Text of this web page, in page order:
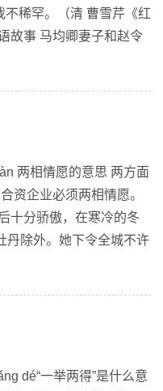
不稀罕。（清 曹雪芹《红
故事 马均卿妻子和赵令
两相情愿的意思 两方面
资企业必须两相情愿。
十分骄傲，在寒冷的冬
丹除外。她下令全城不许
dé“一举两得”是什么意